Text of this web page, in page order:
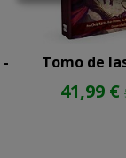
Tomo de
41,99 €